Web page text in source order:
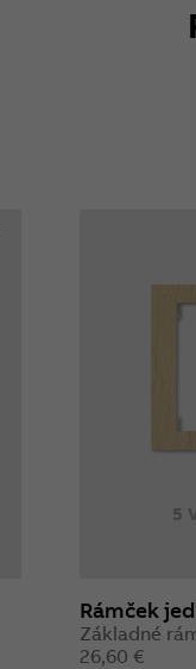
5
Rámček
Základné
26,60 €